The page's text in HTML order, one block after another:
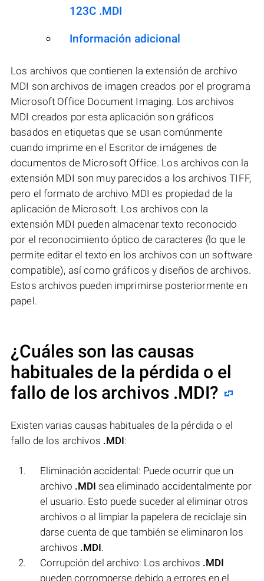
123C .MDI
Información adicional
Los archivos que contienen la extensión de archivo
MDI son archivos de imagen creados por el programa
Microsoft Office Document Imaging. Los archivos
MDI creados por esta aplicación son gráficos
basados en etiquetas que se usan comúnmente
cuando imprime en el Escritor de imágenes de
documentos de Microsoft Office. Los archivos con la
extensión MDI son muy parecidos a los archivos TIFF,
pero el formato de archivo MDI es propiedad de la
aplicación de Microsoft. Los archivos con la
extensión MDI pueden almacenar texto reconocido
por el reconocimiento óptico de caracteres (lo que le
permite editar el texto en los archivos con un software
compatible), así como gráficos y diseños de archivos.
Estos archivos pueden imprimirse posteriormente en
papel.
¿Cuáles son las causas
habituales de la pérdida o el
fallo de los archivos .MDI?
Existen varias causas habituales de la pérdida o el
fallo de los archivos .MDI:
Eliminación accidental: Puede ocurrir que un
archivo .MDI sea eliminado accidentalmente por
el usuario. Esto puede suceder al eliminar otros
archivos o al limpiar la papelera de reciclaje sin
darse cuenta de que también se eliminaron los
archivos .MDI.
Corrupción del archivo: Los archivos .MDI
pueden corromperse debido a errores en el